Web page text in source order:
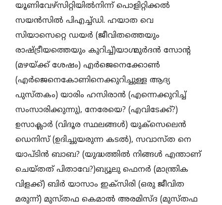
യൂണിവേഴ്സിറ്റിയിൽനിന്ന് പൊളിറ്റിക്കൽ
സയൻസിൽ പിഎച്ച്ഡി. ഹയാത വെ
സിയാസെറ്റെ ഡയർ (ജീവിതത്തെയും
രാഷ്ട്രീയത്തെയും കുറിച്ച്)യാഗ്മുർദൻ സോന്റ
(മഴയ്ക്ക് ശേഷം) എർജെനെക്കോൺ
(എർജെനെകോണിനെക്കുറിച്ചുള്ള ആദ്യ
പുസ്തകം) യാരിം ഹസിരാൻ (എന്നെക്കുറിച്ച്
സംസാരിക്കുന്നു), നേരേയെ? (എവിടേക്ക്?)
ഉസാക്ലാർ (വിദൂര സ്ഥലങ്ങൾ) യുക്‌സെലെൻ
ഡെനിസ് (ഉദിച്ചുയരുന്ന കടൽ), സവാസ്ത നെ
യാപ്ടിൻ ബാബ? (യുദ്ധത്തിൽ നിങ്ങൾ എന്താണ്
ചെയ്തത് പിതാവേ?)ബ്യൂലു ഫെനർ (മാന്ത്രിക
വിളക്ക്‌) ബിർ യാസാം ഇക്‌സിരി (ഒരു ജീവിത
മരുന്ന്) മുസ്തഫ കെമാൽ അരമിസ്ദ (മുസ്തഫ